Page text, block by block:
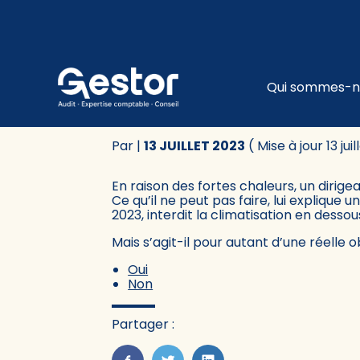
Aller
au
Qui sommes-
PLAN DE SOBRIÉTÉ
Par |13 JUILLET 2023 ( Mise à jour 13
En raison des fortes chaleurs, un
Ce qu’il ne peut pas faire, lui explique
2023, interdit la climatisation en
Mais s’agit-il pour autant d’une réelle
Oui
Non
Partager :